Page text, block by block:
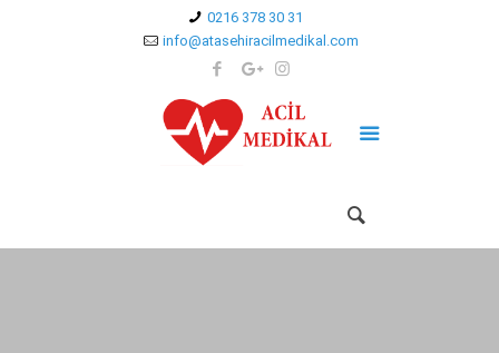
0216 378 30 31
info@atasehiracilmedikal.com